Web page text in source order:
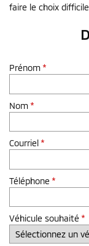
faire le choix
Prénom *
Nom *
Courriel *
Téléphone *
Véhicule souhaité *